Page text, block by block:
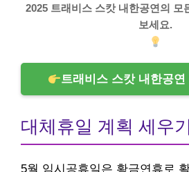
2025 트래비스 스캇 내한공연의 모
보세요.
트래비스 스캇 내한공연
대체휴일 계획 세우기
5월 임시공휴일은 황금연휴로